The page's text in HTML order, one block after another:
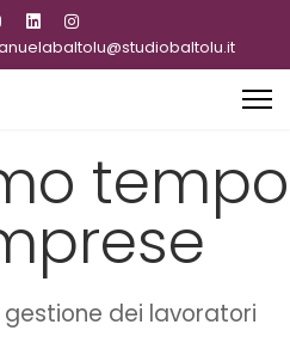
tempo
dei lavoratori